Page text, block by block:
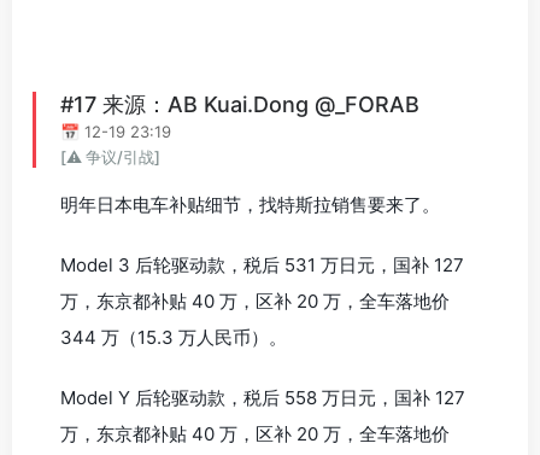
#17 来源：AB Kuai.Dong @_FORAB
📅 12-19 23:19
[⚠️ 争议/引战]
明年日本电车补贴细节，找特斯拉销售要来了。
Model 3 后轮驱动款，税后 531 万日元，国补 127
万，东京都补贴 40 万，区补 20 万，全车落地价
344 万（15.3 万人民币）。
Model Y 后轮驱动款，税后 558 万日元，国补 127
万，东京都补贴 40 万，区补 20 万，全车落地价